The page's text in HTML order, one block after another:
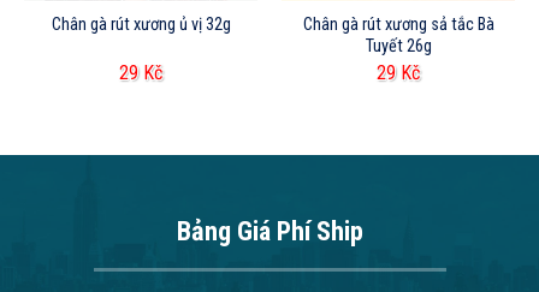
Chân gà rút xương ủ vị 32g
29 Kč
Chân gà rút xương sả tắc Bà
Tuyết 26g
29 Kč
Bảng Giá Phí Ship